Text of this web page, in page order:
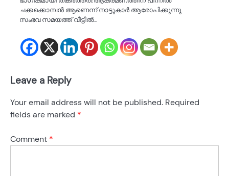
ചക്കക്കൊമ്പൻ ആണെന്ന് നാട്ടുകാർ ആരോപിക്കുന്നു.
സംഭവ സമയത്ത് വീട്ടിൽ…
Leave a Reply
Your email address will not be published. Required
fields are marked *
Comment *